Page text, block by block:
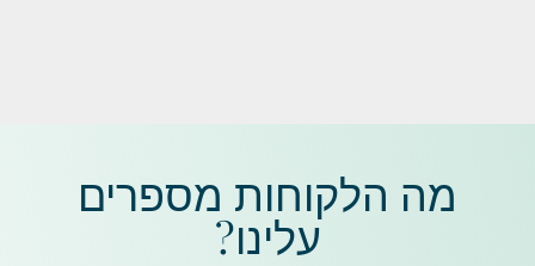
מה הלקוחות מספרים
עלינו?